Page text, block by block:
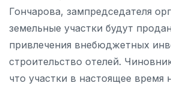
Гончарова, зампредседателя
земельные участки будут
привлечения внебюджетных
строительство отелей.
что участки в настоящее время